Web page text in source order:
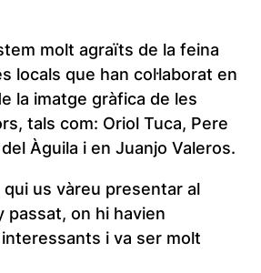
molt agraïts de la feina
locals que han col·laborat en
la imatge gràfica de les
tals com: Oriol Tuca, Pere
del Àguila i en Juanjo Valeros.
us vàreu presentar al
passat, on hi havien
i va ser molt